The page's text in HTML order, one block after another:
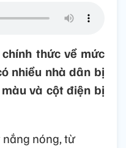
thức về mức
nhiều nhà dân bị
và cột điện bị
nắng nóng, từ